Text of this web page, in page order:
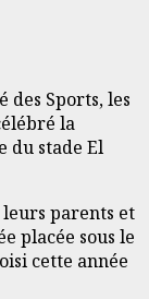
des Sports, les
la
du stade El
leurs parents et
placée sous le
cette année